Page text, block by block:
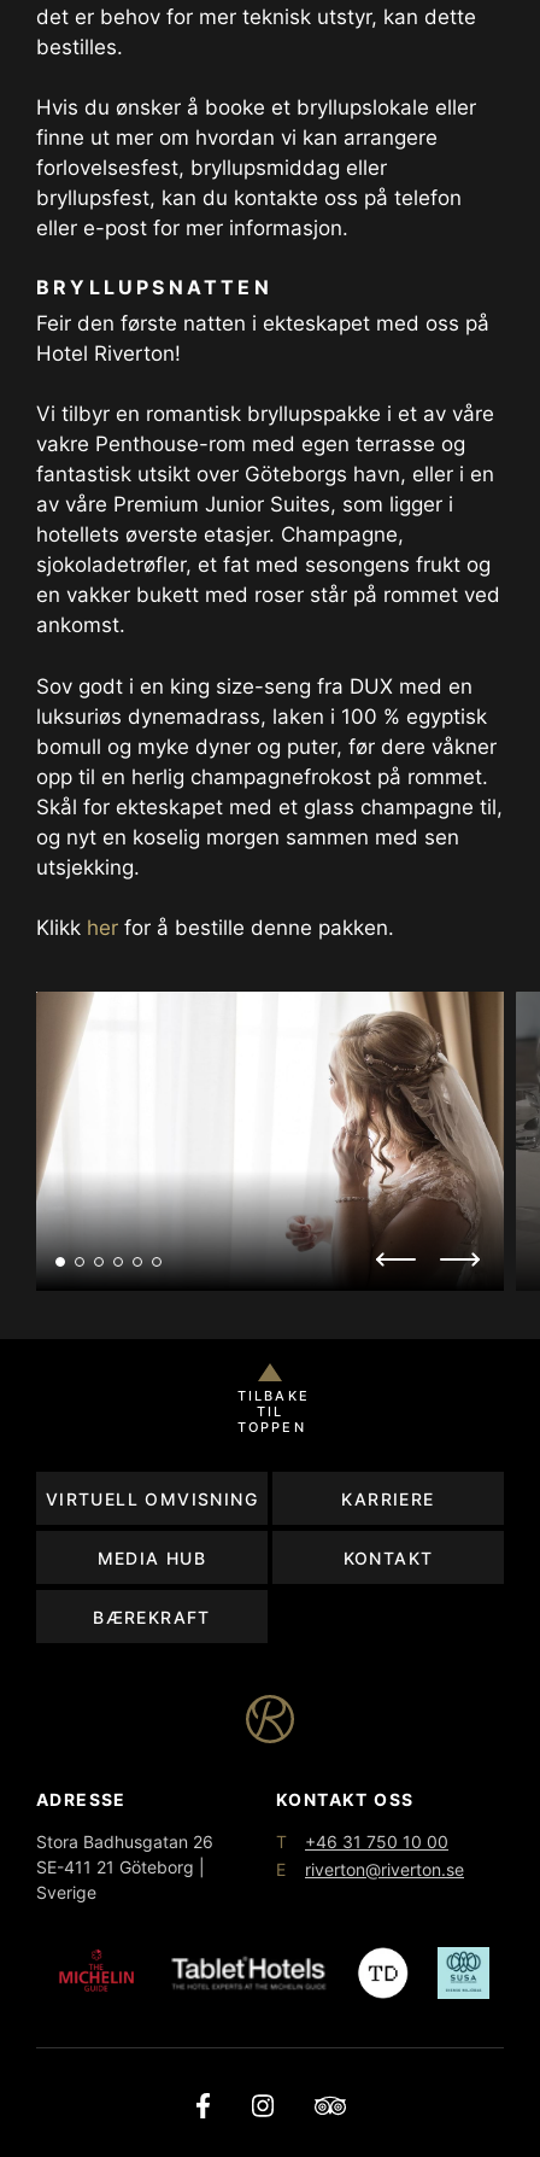
det er behov for mer teknisk utstyr, kan dette
bestilles.
Hvis du ønsker å booke et bryllupslokale eller
finne ut mer om hvordan vi kan arrangere
forlovelsesfest, bryllupsmiddag eller
bryllupsfest, kan du kontakte oss på telefon
eller e-post for mer informasjon.
BRYLLUPSNATTEN
Feir den første natten i ekteskapet med oss på
Hotel Riverton!
Vi tilbyr en romantisk bryllupspakke i et av våre
vakre Penthouse-rom med egen terrasse og
fantastisk utsikt over Göteborgs havn, eller i en
av våre Premium Junior Suites, som ligger i
hotellets øverste etasjer. Champagne,
sjokoladetrøfler, et fat med sesongens frukt og
en vakker bukett med roser står på rommet ved
ankomst.
Sov godt i en king size-seng fra DUX med en
luksuriøs dynemadrass, laken i 100 % egyptisk
bomull og myke dyner og puter, før dere våkner
opp til en herlig champagnefrokost på rommet.
Skål for ekteskapet med et glass champagne til,
og nyt en koselig morgen sammen med sen
utsjekking.
Klikk her for å bestille denne pakken.
TILBAKE
TIL
TOPPEN
VIRTUELL OMVISNING KARRIERE
MEDIA HUB KONTAKT
BÆREKRAFT
ADRESSE
Stora Badhusgatan 26
SE-411 21 Göteborg |
Sverige
KONTAKT OSS
T
+46 31 750 10 00
E
riverton@riverton.se